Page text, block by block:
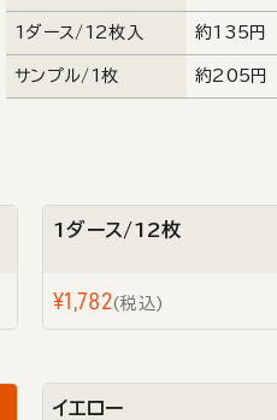
1ダース/12枚入 約135円
サンプル/1枚 約205円
1ダース/12枚
¥1,782 税込
イエロー